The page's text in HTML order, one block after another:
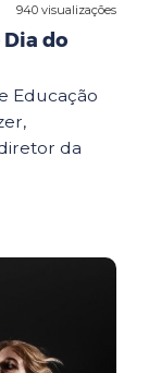
940 visualizações
do
Educação
da